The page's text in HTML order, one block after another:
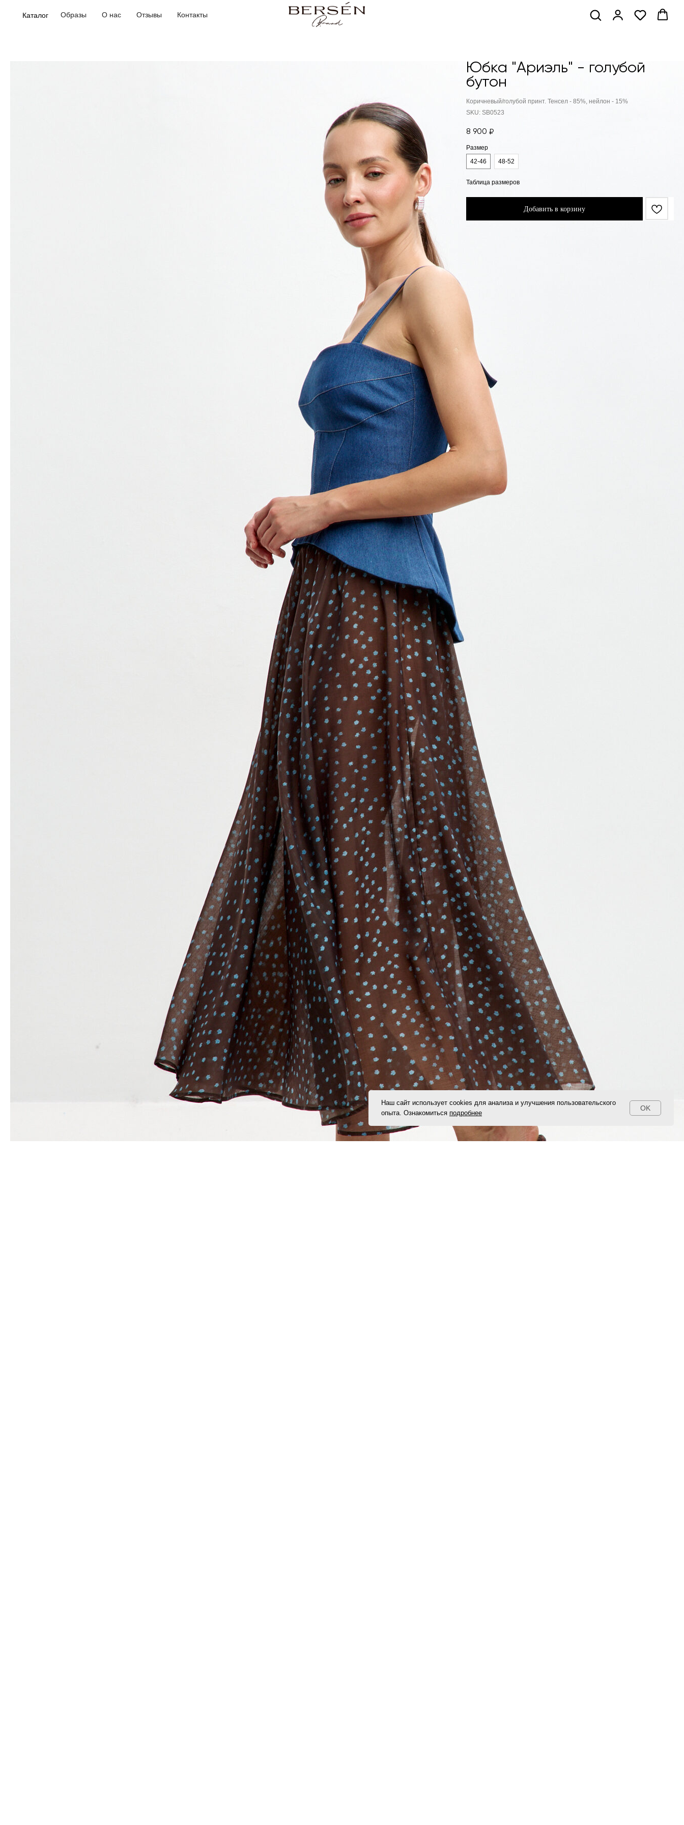
Каталог Образы О нас Отзывы Контакты
Юбка "Ариэль" - голубой
бутон
Коричневый/голубой принт. Тенсел - 85%, нейлон - 15%
SKU: SB0523
8 900 ₽
Размер
42-46
48-52
Таблица размеров
Добавить в корзину
Наш сайт использует cookies для анализа и улучшения пользовательского
опыта. Ознакомиться подробнее
OK